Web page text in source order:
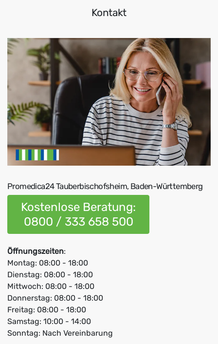
Kontakt
Promedica24 Tauberbischofsheim, Baden-Württemberg
Kostenlose Beratung:
0800 / 333 658 500
Öffnungszeiten:
Montag: 08:00 - 18:00
Dienstag: 08:00 - 18:00
Mittwoch: 08:00 - 18:00
Donnerstag: 08:00 - 18:00
Freitag: 08:00 - 18:00
Samstag: 10:00 - 14:00
Sonntag: Nach Vereinbarung